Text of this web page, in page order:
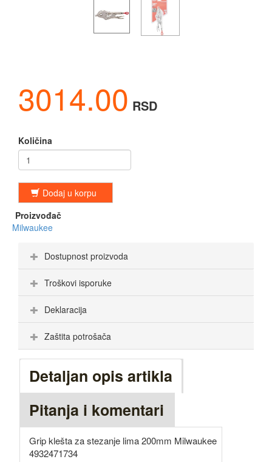
3014.00 RSD
Količina
Dodaj u korpu
Proizvođač
Milwaukee
Dostupnost proizvoda
Troškovi isporuke
Deklaracija
Zaštita potrošača
Detaljan opis artikla
Pitanja i komentari
Grip klešta za stezanje lima 200mm Milwaukee
4932471734